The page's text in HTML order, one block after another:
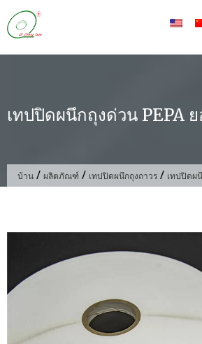
ข้าม
ไป
เนื้อหา
เทปปิดผนึกถุงด่วน PEPA
บ้าน / ผลิตภัณฑ์ / เทปปิดผนึกถุงถาวร / เทปปิดผ